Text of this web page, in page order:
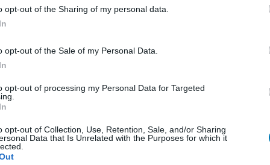
opt-out of the Sharing of my personal data.
opt-out of the Sale of my Personal Data.
opt-out of processing my Personal Data for Targeted
opt-out of Collection, Use, Retention, Sale, and/or Sharing
Data that Is Unrelated with the Purposes for which it
látványos előzetesét a
mozi
mozifilm utolsó előzetese, amit nálunk
felirattal nézhettek meg.
talán még viccesebb a
is megnézni a Borderlands mozit,